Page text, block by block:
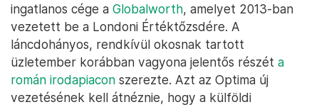
ingatlanos cége a Globalworth, amelyet 2013-ban
vezetett be a Londoni Értéktőzsdére. A
láncdohányos, rendkívül okosnak tartott
üzletember korábban vagyona jelentős részét a
román irodapiacon szerezte. Azt az Optima új
vezetésének kell átnéznie, hogy a külföldi